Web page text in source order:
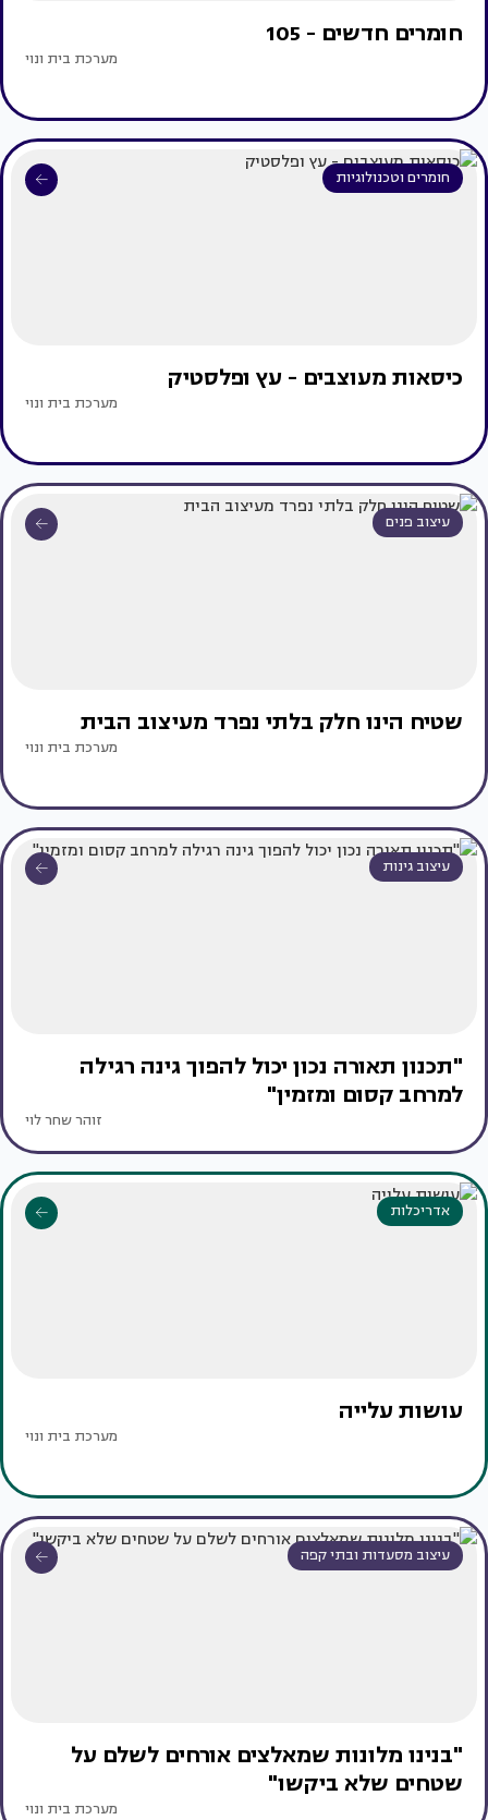
חומרים חדשים - 105
מערכת בית ונוי
חומרים וטכנולוגיות
כיסאות מעוצבים - עץ ופלסטיק
מערכת בית ונוי
עיצוב פנים
שטיח הינו חלק בלתי נפרד מעיצוב הבית
מערכת בית ונוי
עיצוב גינות
"תכנון תאורה נכון יכול להפוך גינה רגילה
למרחב קסום ומזמין"
זוהר שחר לוי
אדריכלות
עושות עלייה
מערכת בית ונוי
עיצוב מסעדות ובתי קפה
"בנינו מלונות שמאלצים אורחים לשלם על
שטחים שלא ביקשו"
מערכת בית ונוי